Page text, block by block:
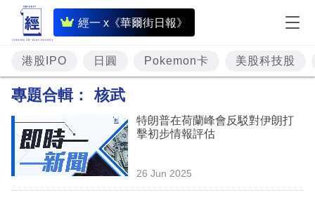
經一 x《華爾街日報》
即
時
財
經
投
資
港股IPO 日圓 Pokemon卡 美股科技股
專題合輯： 核武
特朗普在荷蘭峰會反駁對伊朗打
擊初步情報評估
26 Jun 2025